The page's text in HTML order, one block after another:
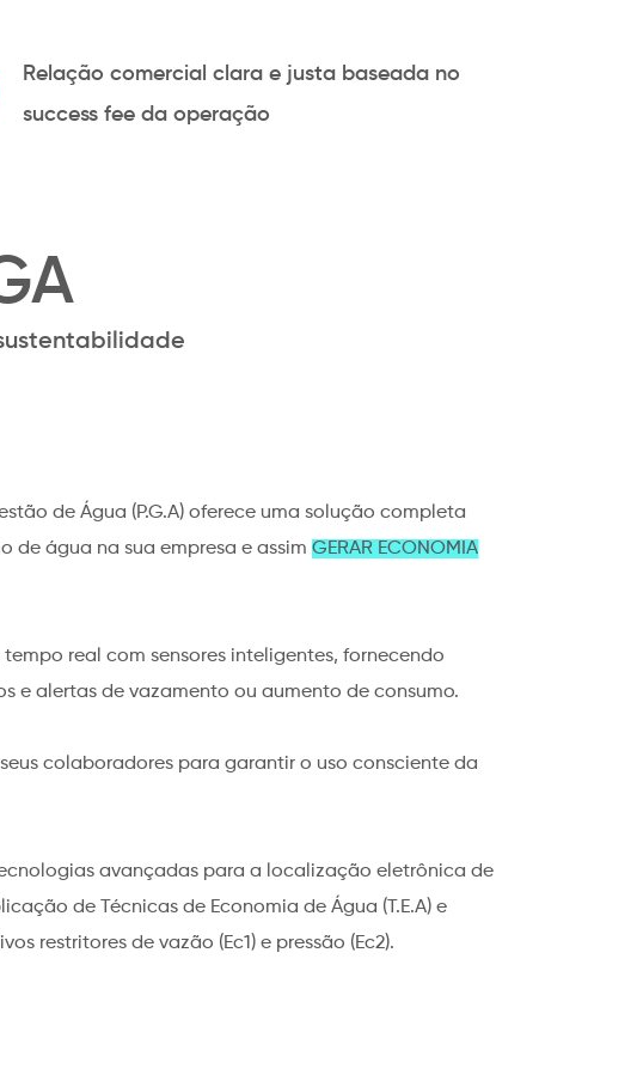
Relação comercial clara e justa baseada no
success fee da operação
de Água (P.G.A) oferece uma solução completa
de água na sua empresa e assim GERAR ECONOMIA
real com sensores inteligentes, fornecendo
e alertas de vazamento ou aumento de consumo.
colaboradores para garantir o uso consciente da
avançadas para a localização eletrônica de
de Técnicas de Economia de Água (T.E.A) e
restritores de vazão (Ec1) e pressão (Ec2).